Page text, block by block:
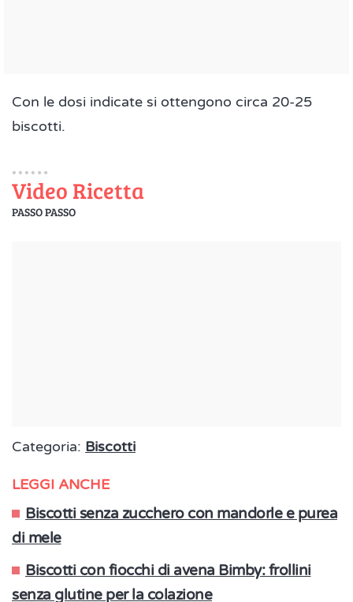
Con le dosi indicate si ottengono circa 20-25
biscotti.
Video Ricetta
PASSO PASSO
Categoria: Biscotti
LEGGI ANCHE
Biscotti senza zucchero con mandorle e purea
di mele
Biscotti con fiocchi di avena Bimby: frollini
senza glutine per la colazione